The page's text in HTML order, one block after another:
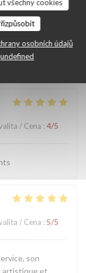
všechny cookies
osobních údajů
undefined
/ Cena
et de l'accueil.
/ Cena : 4/5
/ Cena : 5/5
son
artistique et